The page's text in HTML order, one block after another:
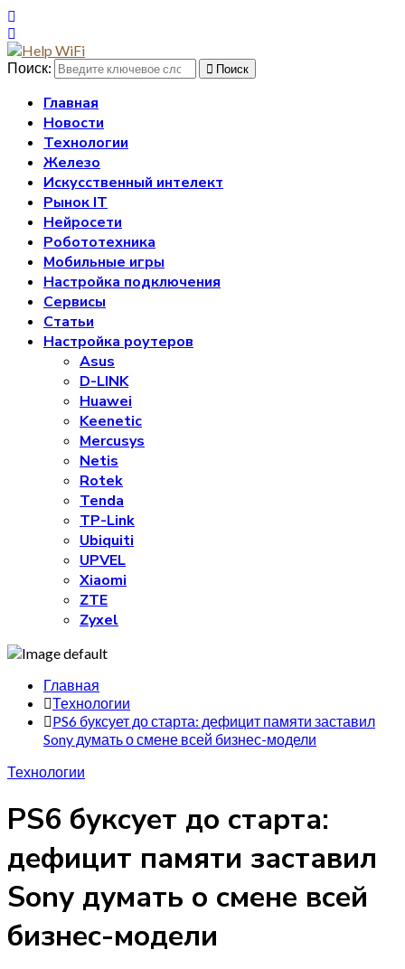
Поиск: Поиск
Главная
Новости
Технологии
Железо
Искусственный интелект
Рынок IT
Нейросети
Робототехника
Мобильные игры
Настройка подключения
Сервисы
Статьи
Настройка роутеров
Asus
D-LINK
Huawei
Keenetic
Mercusys
Netis
Rotek
Tenda
TP-Link
Ubiquiti
UPVEL
Xiaomi
ZTE
Zyxel
Главная
Технологии
PS6 буксует до старта: дефицит памяти заставил
Sony думать о смене всей бизнес-модели
Технологии
PS6 буксует до старта:
дефицит памяти заставил
Sony думать о смене всей
бизнес-модели